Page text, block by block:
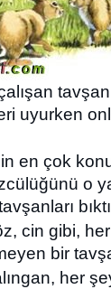
uyurken
en çok
o
cin gibi,
bir
her